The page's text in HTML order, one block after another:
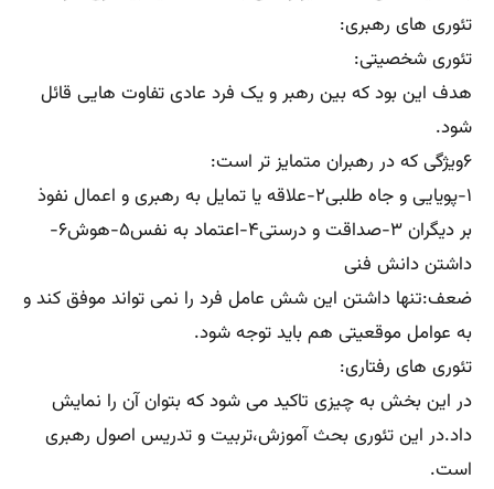
تئوری های رهبری:
تئوری شخصیتی:
هدف این بود که بین رهبر و یک فرد عادی تفاوت هایی قائل
شود.
۶ویژگی که در رهبران متمایز تر است:
۱-پویایی و جاه طلبی۲-علاقه یا تمایل به رهبری و اعمال نفوذ
بر دیگران ۳-صداقت و درستی۴-اعتماد به نفس۵-هوش۶-
داشتن دانش فنی
ضعف:تنها داشتن این شش عامل فرد را نمی تواند موفق کند و
به عوامل موقعیتی هم باید توجه شود.
تئوری های رفتاری:
در این بخش به چیزی تاکید می شود که بتوان آن را نمایش
داد.در این تئوری بحث آموزش،تربیت و تدریس اصول رهبری
است.